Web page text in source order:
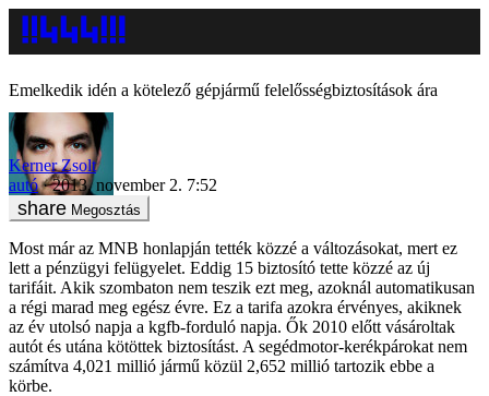
Emelkedik idén a kötelező gépjármű felelősségbiztosítások ára
Kerner Zsolt
autó
2013. november 2. 7:52
Megosztás
Most már az MNB honlapján tették közzé a változásokat, mert ez
lett a pénzügyi felügyelet. Eddig 15 biztosító tette közzé az új
tarifáit. Akik szombaton nem teszik ezt meg, azoknál automatikusan
a régi marad meg egész évre. Ez a tarifa azokra érvényes, akiknek
az év utolsó napja a kgfb-forduló napja. Ők 2010 előtt vásároltak
autót és utána kötöttek biztosítást. A segédmotor-kerékpárokat nem
számítva 4,021 millió jármű közül 2,652 millió tartozik ebbe a
körbe.